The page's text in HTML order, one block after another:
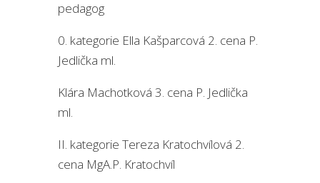
pedagog
0. kategorie Ella Kašparcová 2. cena P.
Jedlička ml.
Klára Machotková 3. cena P. Jedlička
ml.
II. kategorie Tereza Kratochvílová 2.
cena MgA.P. Kratochvíl